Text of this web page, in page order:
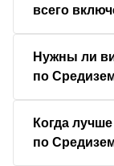
всего
Нужны ли
по
Когда
по